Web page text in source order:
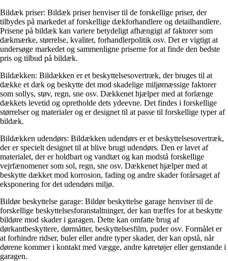
Bildæk priser: Bildæk priser henviser til de forskellige priser, der
tilbydes på markedet af forskellige dækforhandlere og detailhandlere.
Prisene på bildæk kan variere betydeligt afhængigt af faktorer som
dækmærke, størrelse, kvalitet, forhandlerpolitik osv. Det er vigtigt at
undersøge markedet og sammenligne priserne for at finde den bedste
pris og tilbud på bildæk.
Bildækken: Bildækken er et beskyttelsesovertræk, der bruges til at
dække et dæk og beskytte det mod skadelige miljømæssige faktorer
som sollys, støv, regn, sne osv. Dækkenet hjælper med at forlænge
dækkets levetid og opretholde dets ydeevne. Det findes i forskellige
størrelser og materialer og er designet til at passe til forskellige typer af
bildæk.
Bildækken udendørs: Bildækken udendørs er et beskyttelsesovertræk,
der er specielt designet til at blive brugt udendørs. Den er lavet af
materialet, der er holdbart og vandtæt og kan modstå forskellige
vejrfænomener som sol, regn, sne osv. Dækkenet hjælper med at
beskytte dækket mod korrosion, fading og andre skader forårsaget af
eksponering for det udendørs miljø.
Bildør beskyttelse garage: Bildør beskyttelse garage henviser til de
forskellige beskyttelsesforanstaltninger, der kan træffes for at beskytte
bildøre mod skader i garagen. Dette kan omfatte brug af
dørkantbeskyttere, dørmåtter, beskyttelsesfilm, puder osv. Formålet er
at forhindre ridser, buler eller andre typer skader, der kan opstå, når
dørene kommer i kontakt med vægge, andre køretøjer eller genstande i
garagen.